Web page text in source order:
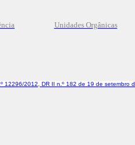
Unidades Orgânicas
12296/2012, DR II n.º 182 de 19 de setembro